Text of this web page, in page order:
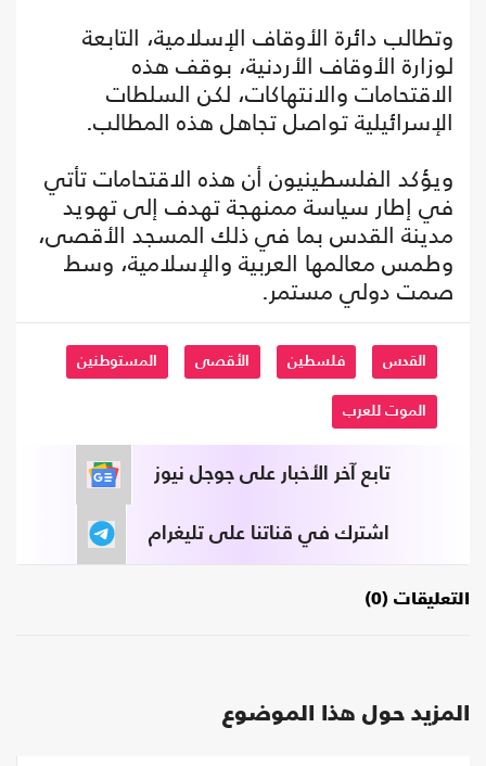
وتطالب دائرة الأوقاف الإسلامية، التابعة
لوزارة الأوقاف الأردنية، بوقف هذه
الاقتحامات والانتهاكات، لكن السلطات
الإسرائيلية تواصل تجاهل هذه المطالب.
ويؤكد الفلسطينيون أن هذه الاقتحامات تأتي
في إطار سياسة ممنهجة تهدف إلى تهويد
مدينة القدس بما في ذلك المسجد الأقصى،
وطمس معالمها العربية والإسلامية، وسط
صمت دولي مستمر.
القدس فلسطين الأقصى المستوطنين
الموت للعرب
تابع آخر الأخبار على جوجل نيوز
اشترك في قناتنا على تليغرام
التعليقات (0)
المزيد حول هذا الموضوع